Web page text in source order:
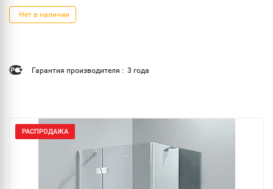
Нет в наличии
Гарантия производителя : 3 года
РАСПРОДАЖА